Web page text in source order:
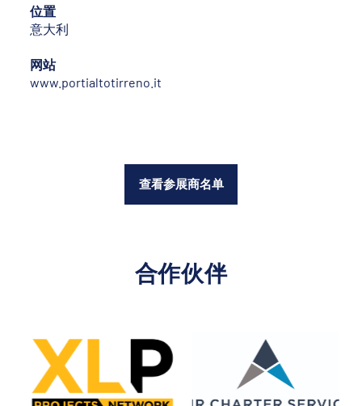
位置
意大利
网站
www.portialtotirreno.it
查看参展商名单
合作伙伴